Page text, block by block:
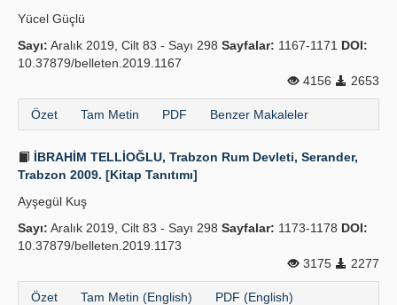
Yücel Güçlü
Sayı: Aralık 2019, Cilt 83 - Sayı 298 Sayfalar: 1167-1171 DOI:
10.37879/belleten.2019.1167
4156
2653
Özet Tam Metin PDF Benzer Makaleler
İBRAHİM TELLİOĞLU, Trabzon Rum Devleti, Serander,
Trabzon 2009. [Kitap Tanıtımı]
Ayşegül Kuş
Sayı: Aralık 2019, Cilt 83 - Sayı 298 Sayfalar: 1173-1178 DOI:
10.37879/belleten.2019.1173
3175
2277
Özet Tam Metin (English) PDF (English)